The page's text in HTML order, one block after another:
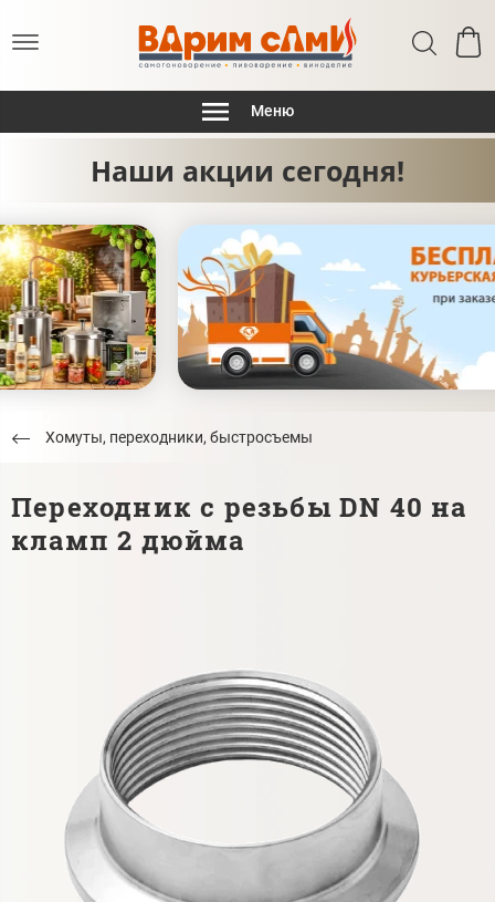
Меню
Наши акции сегодня!
Хомуты, переходники, быстросъемы
Переходник с резьбы DN 40 на
кламп 2 дюйма